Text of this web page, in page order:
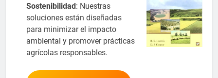
Sostenibilidad : Nuestras
soluciones están diseñadas
para minimizar el impacto
ambiental y promover prácticas
agrícolas responsables.